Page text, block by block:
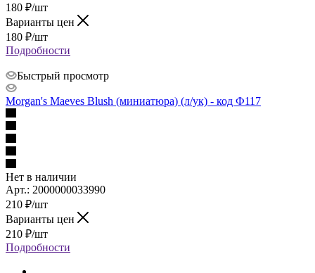
180 ₽/шт
Варианты цен
180 ₽/шт
Подробности
Быстрый просмотр
Morgan's Maeves Blush (миниатюра) (л/ук) - код Ф117
Нет в наличии
Арт.: 2000000033990
210 ₽/шт
Варианты цен
210 ₽/шт
Подробности